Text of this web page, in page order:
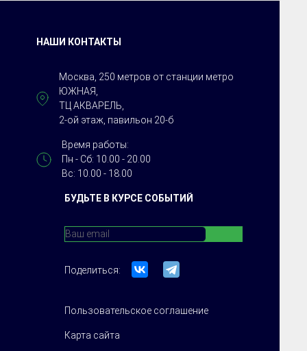
БУДЬТЕ В КУРСЕ СОБЫТИЙ
Поделиться:
Пользовательское соглашение
Карта сайта
НАШИ КОНТАКТЫ
Москва, 250 метров от станции метро
ЮЖНАЯ,
ТЦ АКВАРЕЛЬ,
2-ой этаж, павильон 20-б
Время работы:
Пн - Сб: 10.00 - 20.00
Вс: 10.00 - 18.00